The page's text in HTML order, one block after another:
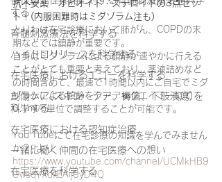
する
脊髄刺激療法を科学する
ハイドロリリースを科学する
在宅医療におけるエコーを科学する
創傷ケア(スキン テア、褥瘡、下肢潰瘍)を
科学する
在宅医療における認知症治療
一緒に働く仲間の在宅医療への想い
在宅医療を科学する
抗不安薬・オピオイド・ステロイドの3点セッ
ト！(内服困難時はミダゾラム注も)
とりわけ在宅診療において肺がん、COPDの末
期などでは鎮静が重要です。
自身はミダゾラムによる鎮静が速やかに行える
ことがとても重要と考えており、薬液詰めなど
の時間含めて、最速で1時間以内にご自宅でミダ
ゾラムによる鎮静をクーデックエイミーにて
0.1ml/h単位で調整することが可能です。
You Tubeにて在宅診療の知識を学んでみません
か？☟より
https://www.youtube.com/channel/UCMkHB9
UwsqYXdxEAij9yD4Q